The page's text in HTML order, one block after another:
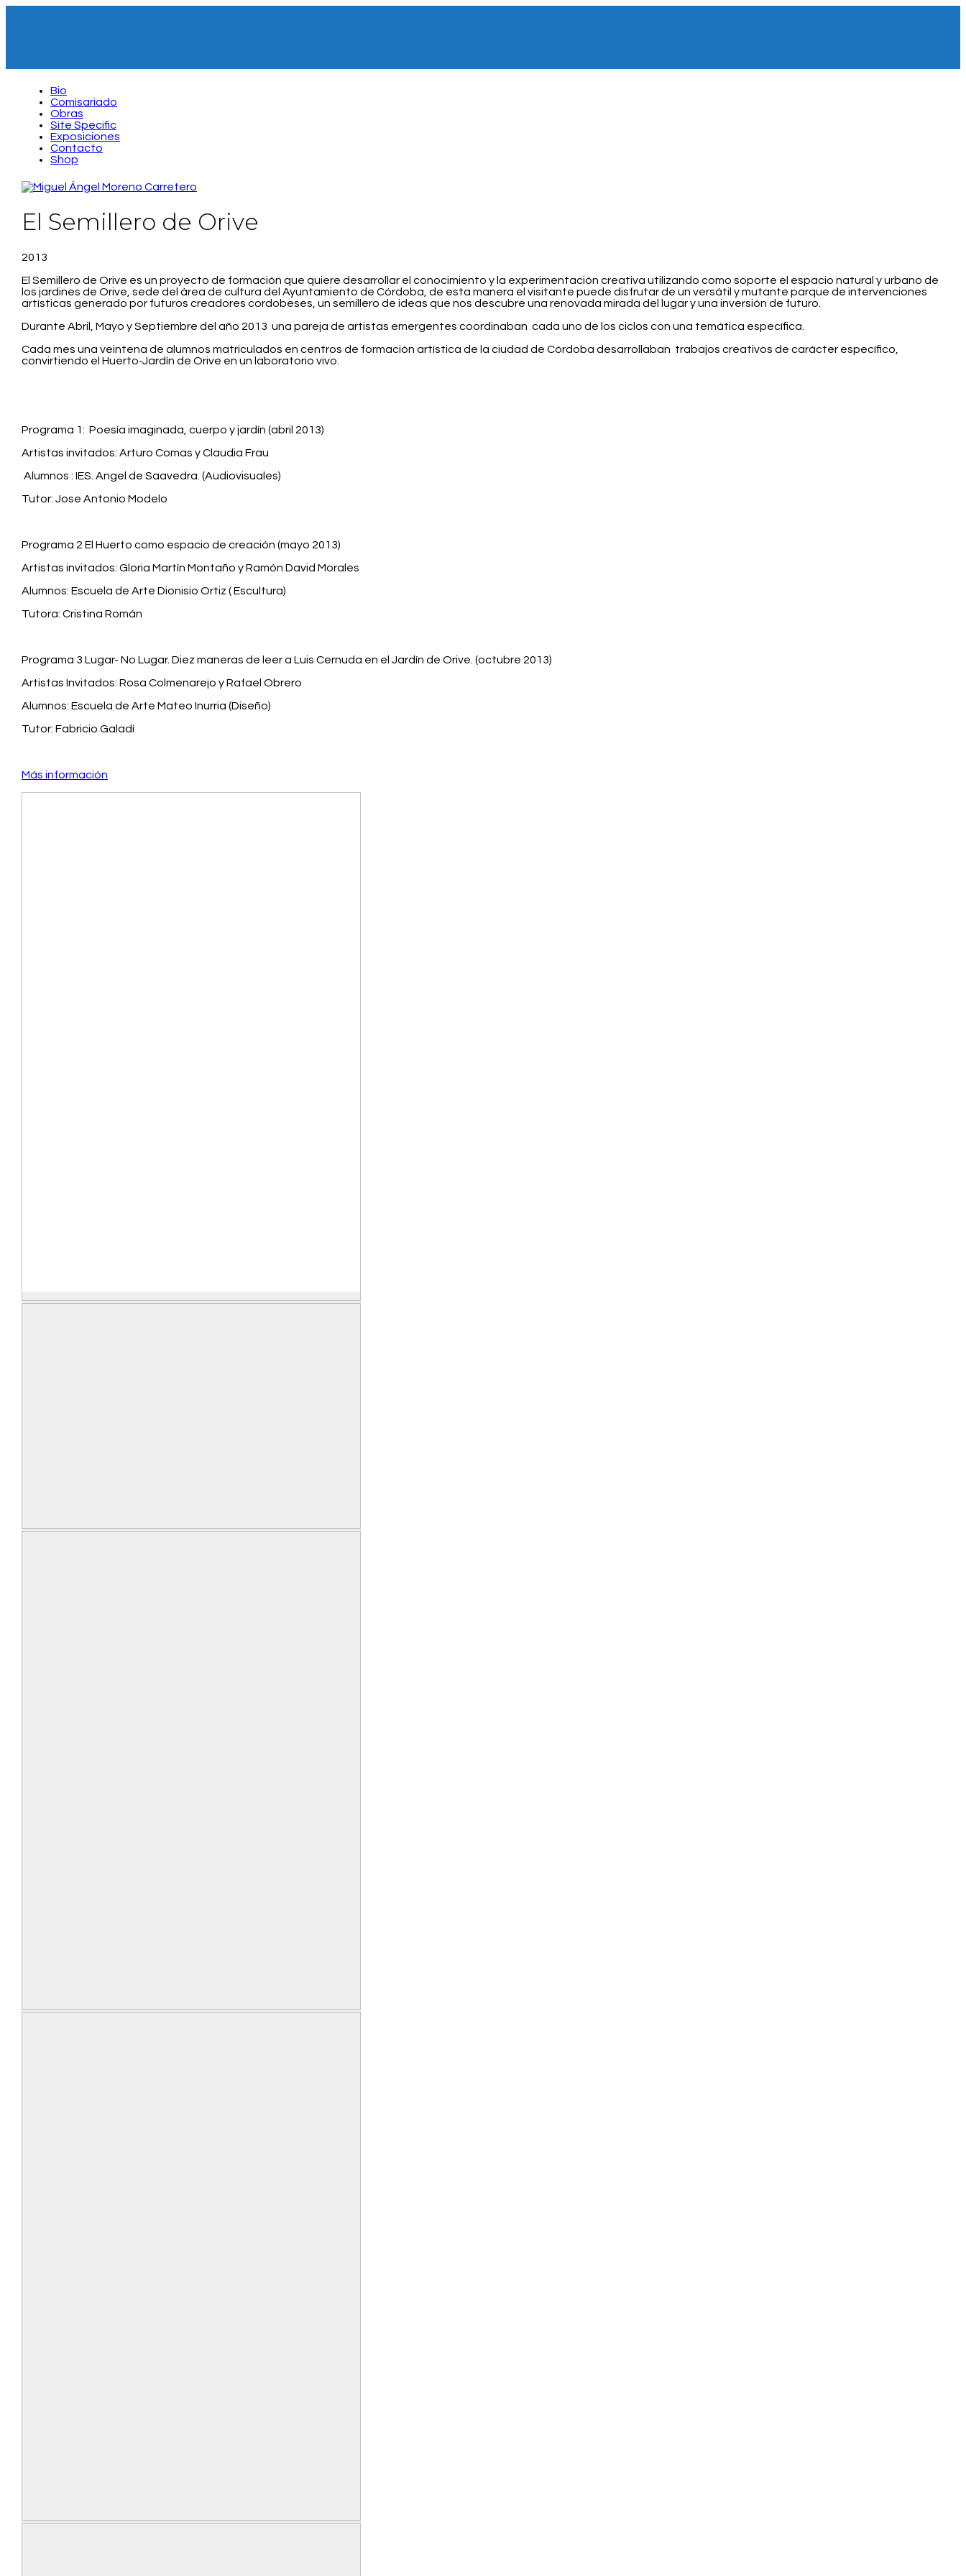
Bio
Comisariado
Obras
Site Specific
Exposiciones
Contacto
Shop
El Semillero de Orive
2013
El Semillero de Orive es un proyecto de formación que quiere desarrollar el conocimiento y la experimentación creativa utilizando como soporte el espacio natural y urbano de
los jardines de Orive, sede del área de cultura del Ayuntamiento de Córdoba, de esta manera el visitante puede disfrutar de un versátil y mutante parque de intervenciones
artísticas generado por futuros creadores cordobeses, un semillero de ideas que nos descubre una renovada mirada del lugar y una inversión de futuro.
Durante Abril, Mayo y Septiembre del año 2013 una pareja de artistas emergentes coordinaban cada uno de los ciclos con una temática específica.
Cada mes una veintena de alumnos matriculados en centros de formación artística de la ciudad de Córdoba desarrollaban trabajos creativos de carácter específico,
convirtiendo el Huerto-Jardín de Orive en un laboratorio vivo.
Programa 1: Poesía imaginada, cuerpo y jardín (abril 2013)
Artistas invitados: Arturo Comas y Claudia Frau
Alumnos : IES. Angel de Saavedra. (Audiovisuales)
Tutor: Jose Antonio Modelo
Programa 2 El Huerto como espacio de creación (mayo 2013)
Artistas invitados: Gloria Martín Montaño y Ramón David Morales
Alumnos: Escuela de Arte Dionisio Ortiz ( Escultura)
Tutora: Cristina Román
Programa 3 Lugar- No Lugar. Diez maneras de leer a Luis Cernuda en el Jardín de Orive. (octubre 2013)
Artistas Invitados: Rosa Colmenarejo y Rafael Obrero
Alumnos: Escuela de Arte Mateo Inurria (Diseño)
Tutor: Fabricio Galadí
Más información